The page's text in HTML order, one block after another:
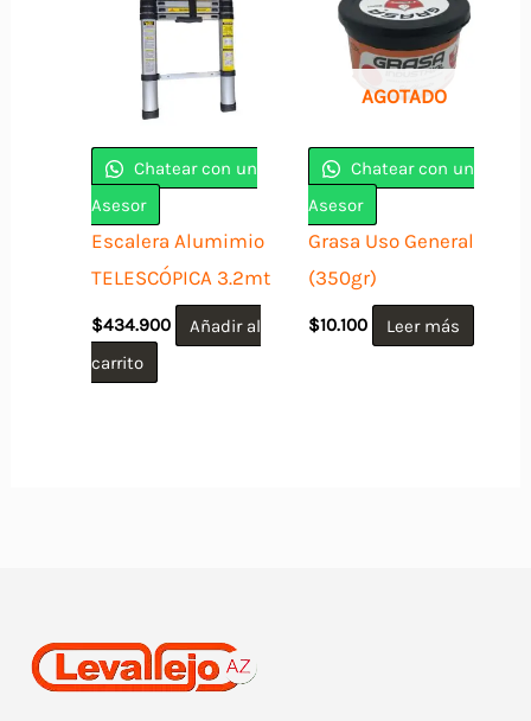
Chatear con un
Asesor
Escalera Alumimio
TELESCÓPICA 3.2mt
$434.900
Añadir al
carrito
AGOTADO
Chatear con un
Asesor
Grasa Uso General
(350gr)
$10.100 Leer más